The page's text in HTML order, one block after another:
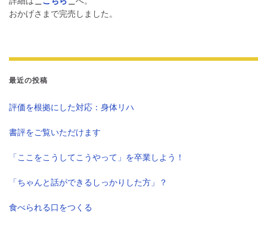
おかげさまで完売しました。
最近の投稿
評価を根拠にした対応：身体リハ
書評をご覧いただけます
「ここをこうしてこうやって」を卒業しよう！
「ちゃんと話ができるしっかりした方」？
食べられる口をつくる